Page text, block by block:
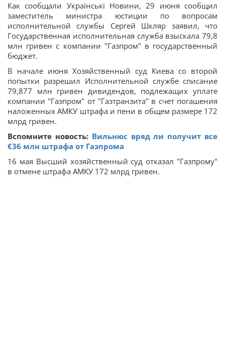
Как сообщали Українські Новини, 29 июня сообщил
заместитель министра юстиции по вопросам
исполнительной службы Сергей Шкляр заявил, что
Государственная исполнительная служба взыскала 79,8
млн гривен с компании "Газпром" в государственный
бюджет.
В начале июня Хозяйственный суд Киева со второй
попытки разрешил Исполнительной службе списание
79,877 млн гривен дивидендов, подлежащих уплате
компании "Газпром" от "Газтранзита" в счет погашения
наложенных АМКУ штрафа и пени в общем размере 172
млрд гривен.
Вспомните новость: Вильнюс вряд ли получит все
€36 млн штрафа от Газпрома
16 мая Высший хозяйственный суд отказал "Газпрому"
в отмене штрафа АМКУ 172 млрд гривен.